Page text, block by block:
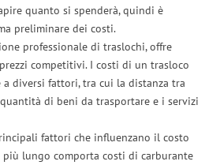
quanto si spenderà, quindi è
preliminare dei costi.
professionale di traslochi, offre
competitivi. I costi di un trasloco
a diversi fattori, tra cui la distanza tra
di beni da trasportare e i servizi
fattori che influenzano il costo
lungo comporta costi di carburante